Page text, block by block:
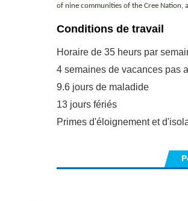
of nine communities of the Cree Nation,
Conditions de travail
Horaire de 35 heurs
4 semaines de
9.6 jours de
13 jours
Primes d'éloignement